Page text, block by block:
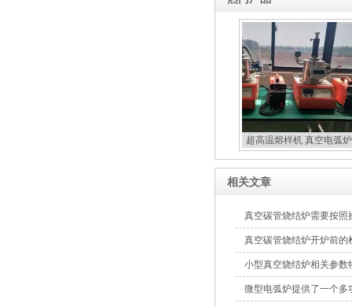
超高温熔样机 真空电弧
相关文章
真空碳管烧结炉需要按照
真空碳管烧结炉开炉前的
小型真空烧结炉相关参数
微型电弧炉提供了一个多